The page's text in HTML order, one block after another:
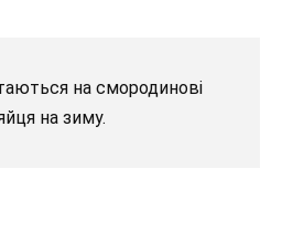
на смородинові
на зиму.